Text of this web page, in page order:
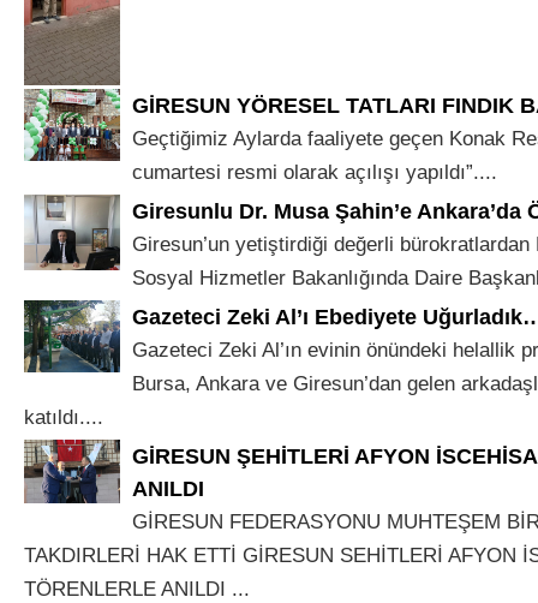
GİRESUN YÖRESEL TATLARI FINDIK
Geçtiğimiz Aylarda faaliyete geçen Konak
cumartesi resmi olarak açılışı yapıldı”....
Giresunlu Dr. Musa Şahin’e Ankara’da
Giresun’un yetiştirdiği değerli
Sosyal Hizmetler Bakanlığında Daire
Gazeteci Zeki Al’ı Ebediyete
Gazeteci Zeki Al’ın evinin önündeki helallik
Bursa, Ankara ve Giresun’dan gelen
katıldı....
GİRESUN ŞEHİTLERİ AFYON
ANILDI
GİRESUN FEDERASYONU MUHTEŞEM
TAKDIRLERİ HAK ETTİ GİRESUN SEHİTLERİ AFYON
TÖRENLERLE ANILDI ...